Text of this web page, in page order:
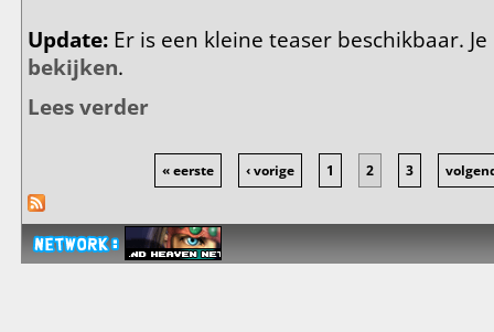
Update: Er is een kleine teaser beschikbaar.
bekijken.
Lees verder
« eerste ‹ vorige 1 2 3